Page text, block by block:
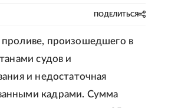
ПОДЕЛИТЬСЯ
произошедшего в
судов и
и недостаточная
кадрами. Сумма